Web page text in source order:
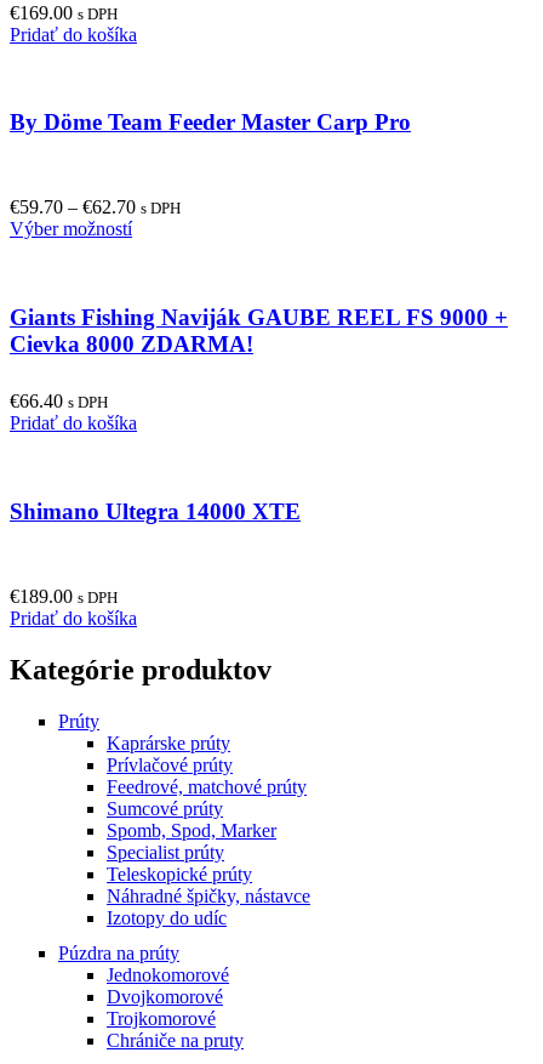
€169.00 s DPH
Pridať do košíka
By Döme Team Feeder Master Carp Pro
€59.70 – €62.70 s DPH
Výber možnostíThis
variants.
The
options
chosen
page
Giants Fishing Naviják GAUBE REEL FS 9000 +
Cievka 8000 ZDARMA!
€66.40 s DPH
Pridať do košíka
Shimano Ultegra 14000 XTE
€189.00 s DPH
Pridať do košíka
Kategórie produktov
Prúty
Kaprárske prúty
Prívlačové prúty
Feedrové, matchové prúty
Sumcové prúty
Spomb, Spod, Marker
Specialist prúty
Teleskopické prúty
Náhradné špičky, nástavce
Izotopy do udíc
Púzdra na prúty
Jednokomorové
Dvojkomorové
Trojkomorové
Chrániče na pruty